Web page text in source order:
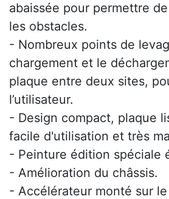
abaissée pour permettre
les obstacles.
- Nombreux points de
chargement et le
plaque entre deux sites,
l’utilisateur.
- Design compact, plaque
facile d'utilisation et très
- Peinture édition spéciale
- Amélioration du châssis.
- Accélérateur monté sur